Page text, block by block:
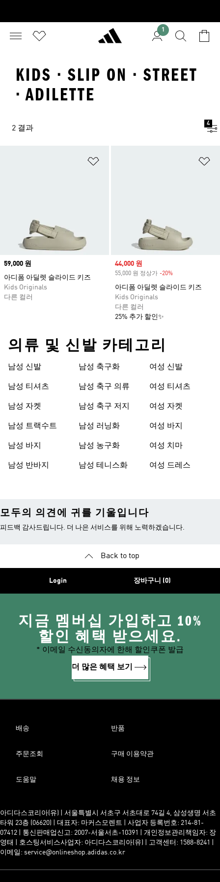
1
KIDS · SLIP ON · STREET
· ADILETTE
2 결과
4
Price
59,000 원
아디폼 아딜렛 슬라이드 키즈
Kids Originals
다른 컬러
Sale price
44,000 원
55,000 원 정상가 -20%
아디폼 아딜렛 슬라이드 키즈
Kids Originals
다른 컬러
25% 추가 할인✨
의류 및 신발 카테고리
남성 신발
남성 티셔츠
남성 자켓
남성 트랙수트
남성 바지
남성 반바지
남성 축구화
남성 축구 의류
남성 축구 저지
남성 러닝화
남성 농구화
남성 테니스화
여성 신발
여성 티셔츠
여성 자켓
여성 바지
여성 치마
여성 드레스
모두의 의견에 귀를 기울입니다
피드백 감사드립니다. 더 나은 서비스를 위해 노력하겠습니다.
Back to top
Login 장바구니 (0)
지금 멤버십 가입하고 10%
할인 혜택 받으세요.
* 이메일 수신동의자에 한해 할인쿠폰 발급
더 많은 혜택 보기
배송 반품
주문조회 구매 이용약관
도움말 채용 정보
아디다스코리아(유) | 서울특별시 서초구 서초대로 74길 4, 삼성생명 서초
타워 23층 (06620) | 대표자: 마커스모렌트 | 사업자 등록번호: 214-81-
07412 | 통신판매업신고: 2007-서울서초-10391 | 개인정보관리책임자: 장
영태 | 호스팅서비스사업자: 아디다스코리아(유) | 고객센터: 1588-8241 |
이메일: service@onlineshop.adidas.co.kr